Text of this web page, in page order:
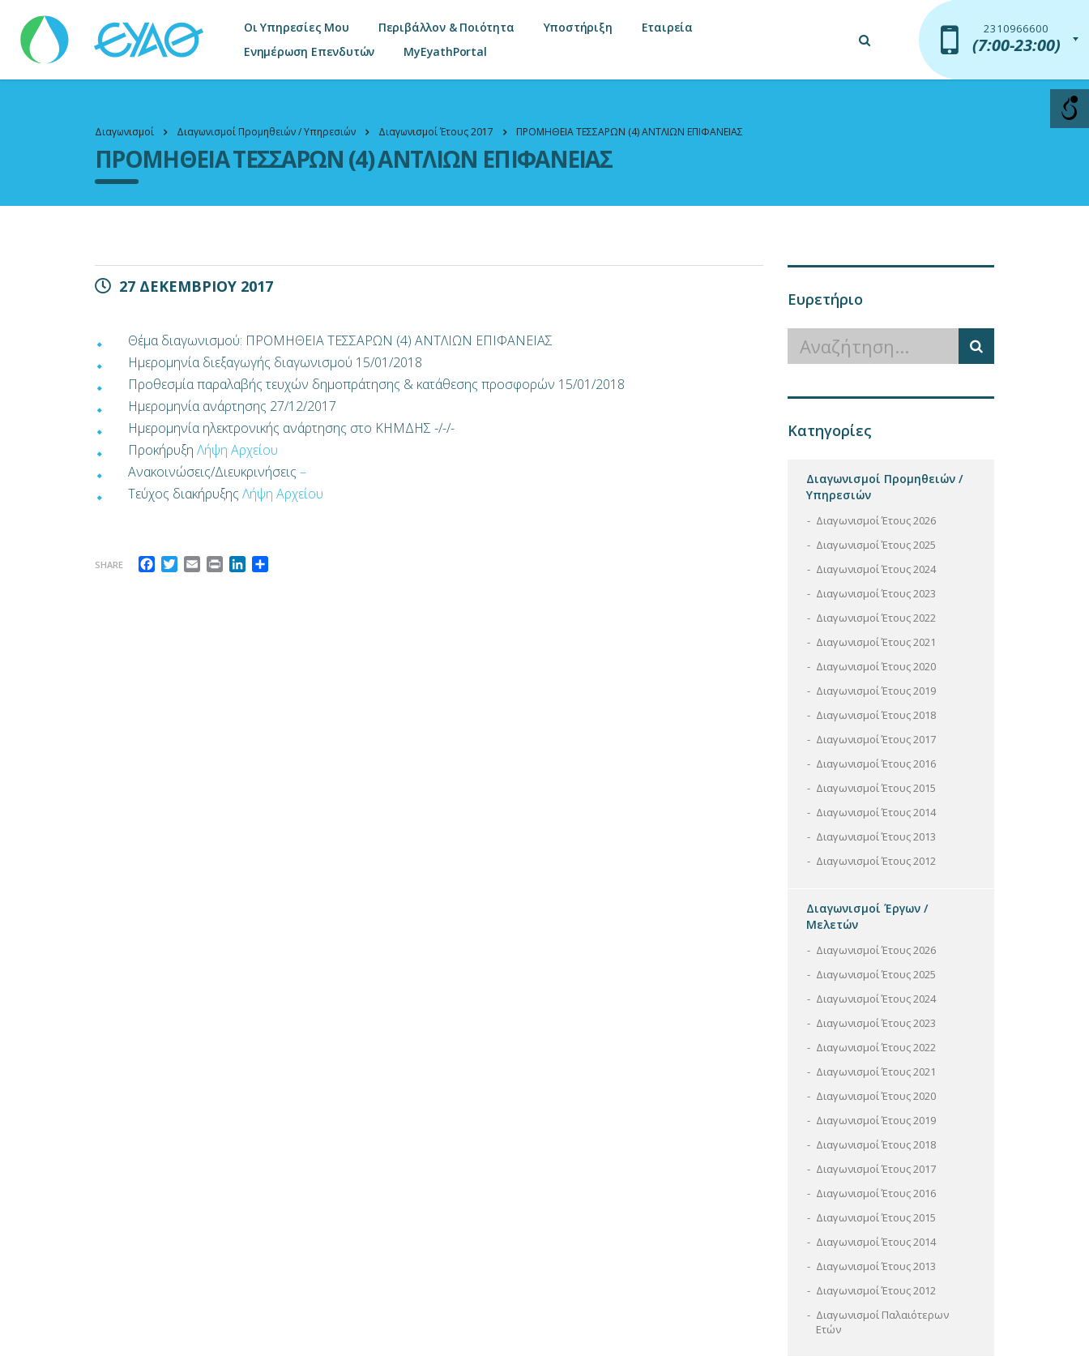
Οι Υπηρεσίες Μου Περιβάλλον & Ποιότητα Υποστήριξη
Εταιρεία
Ενημέρωση Επενδυτών
MyEyathPortal
2310966600
(7:00-23:00)
2310966600
(7:00-23:00)
Διαγωνισμοί Διαγωνισμοί Προμηθειών / Υπηρεσιών Διαγωνισμοί Έτους 2017 ΠΡΟΜΗΘΕΙΑ ΤΕΣΣΑΡΩΝ (4) ΑΝΤΛΙΩΝ ΕΠΙΦΑΝΕΙΑΣ
ΠΡΟΜΗΘΕΙΑ ΤΕΣΣΑΡΩΝ (4) ΑΝΤΛΙΩΝ ΕΠΙΦΑΝΕΙΑΣ
27 ΔΕΚΕΜΒΡΙΟΥ 2017
Θέμα διαγωνισμού: ΠΡΟΜΗΘΕΙΑ ΤΕΣΣΑΡΩΝ (4) ΑΝΤΛΙΩΝ ΕΠΙΦΑΝΕΙΑΣ
Ημερομηνία διεξαγωγής διαγωνισμού 15/01/2018
Προθεσμία παραλαβής τευχών δημοπράτησης & κατάθεσης προσφορών 15/01/2018
Ημερομηνία ανάρτησης 27/12/2017
Ημερομηνία ηλεκτρονικής ανάρτησης στο ΚΗΜΔΗΣ -/-/-
Προκήρυξη Λήψη Αρχείου
Ανακοινώσεις/Διευκρινήσεις –
Τεύχος διακήρυξης Λήψη Αρχείου
SHARE Facebook
Twitter
EmailPrintLinkedIn
Ευρετήριο
Κατηγορίες
Διαγωνισμοί Προμηθειών /
Υπηρεσιών
Διαγωνισμοί Έτους 2026
Διαγωνισμοί Έτους 2025
Διαγωνισμοί Έτους 2024
Διαγωνισμοί Έτους 2023
Διαγωνισμοί Έτους 2022
Διαγωνισμοί Έτους 2021
Διαγωνισμοί Έτους 2020
Διαγωνισμοί Έτους 2019
Διαγωνισμοί Έτους 2018
Διαγωνισμοί Έτους 2017
Διαγωνισμοί Έτους 2016
Διαγωνισμοί Έτους 2015
Διαγωνισμοί Έτους 2014
Διαγωνισμοί Έτους 2013
Διαγωνισμοί Έτους 2012
Διαγωνισμοί Έργων /
Μελετών
Διαγωνισμοί Έτους 2026
Διαγωνισμοί Έτους 2025
Διαγωνισμοί Έτους 2024
Διαγωνισμοί Έτους 2023
Διαγωνισμοί Έτους 2022
Διαγωνισμοί Έτους 2021
Διαγωνισμοί Έτους 2020
Διαγωνισμοί Έτους 2019
Διαγωνισμοί Έτους 2018
Διαγωνισμοί Έτους 2017
Διαγωνισμοί Έτους 2016
Διαγωνισμοί Έτους 2015
Διαγωνισμοί Έτους 2014
Διαγωνισμοί Έτους 2013
Διαγωνισμοί Έτους 2012
Διαγωνισμοί Παλαιότερων
Ετών